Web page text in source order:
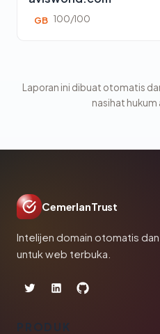
GB 100/100
Laporan ini dibuat otomatis
nasihat hukum
CemerlanTrust
Intelijen domain otomatis
untuk web terbuka.
PRODUK